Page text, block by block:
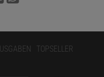
TOPSELLER